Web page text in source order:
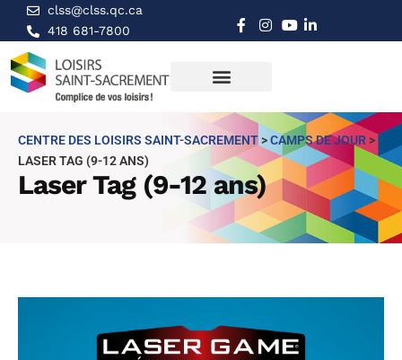
clss@clss.qc.ca
418 681-7800
Laser Tag (9-12 ans)
CENTRE DES LOISIRS SAINT-SACREMENT>CAMPS DE JOUR>
LASER TAG (9-12 ANS)